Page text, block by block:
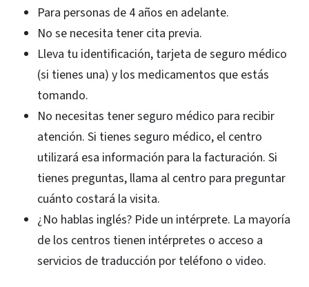
Para personas de 4 años en adelante.
No se necesita tener cita previa.
Lleva tu identificación, tarjeta de seguro médico
(si tienes una) y los medicamentos que estás
tomando.
No necesitas tener seguro médico para recibir
atención. Si tienes seguro médico, el centro
utilizará esa información para la facturación. Si
tienes preguntas, llama al centro para preguntar
cuánto costará la visita.
¿No hablas inglés? Pide un intérprete. La mayoría
de los centros tienen intérpretes o acceso a
servicios de traducción por teléfono o video.